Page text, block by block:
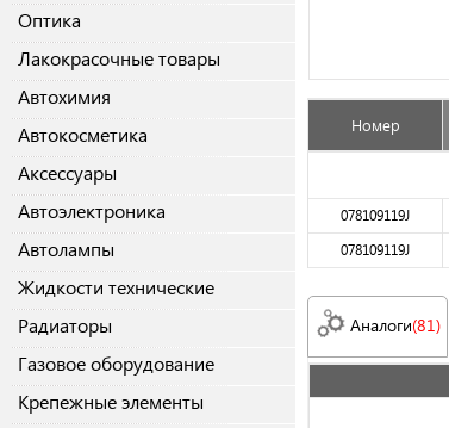
Оптика
Лакокрасочные товары
Автохимия
Автокосметика
Аксессуары
Автоэлектроника
Автолампы
Жидкости технические
Радиаторы
Газовое оборудование
Крепежные элементы
Номер
078109119J
078109119J
Аналоги(81)